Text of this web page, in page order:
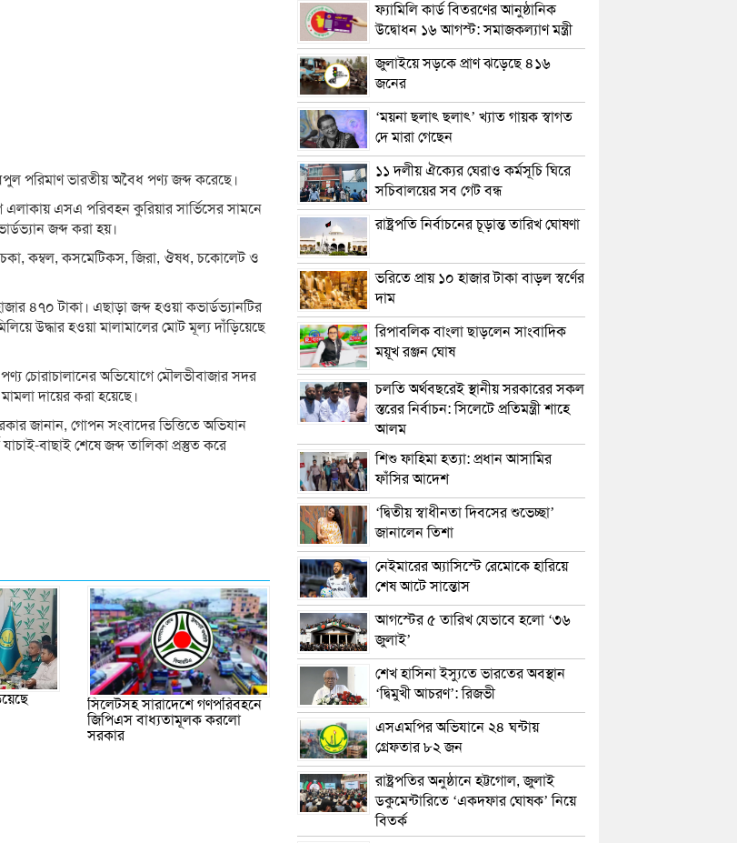
পরিমাণ ভারতীয় অবৈধ পণ্য জব্দ করেছে।
এসএ পরিবহন কুরিয়ার সার্ভিসের সামনে
জব্দ করা হয়।
ফুচকা, কম্বল, কসমেটিকস, জিরা, ঔষধ, চকোলেট ও
৪৭০ টাকা। এছাড়া জব্দ হওয়া কভার্ডভ্যানটির
উদ্ধার হওয়া মালামালের মোট মূল্য দাঁড়িয়েছে
পণ্য চোরাচালানের অভিযোগে মৌলভীবাজার সদর
দায়ের করা হয়েছে।
জানান, গোপন সংবাদের ভিত্তিতে অভিযান
বাছাই শেষে জব্দ তালিকা প্রস্তুত করে
সিলেটসহ সারাদেশে গণপরিবহনে
জিপিএস বাধ্যতামূলক করলো
সরকার
ফ্যামিলি কার্ড বিতরণের আনুষ্ঠানিক
উদ্বোধন ১৬ আগস্ট: সমাজকল্যাণ মন্ত্রী
জুলাইয়ে সড়কে প্রাণ ঝড়েছে ৪১৬
জনের
‘ময়না ছলাৎ ছলাৎ’ খ্যাত গায়ক স্বাগত
দে মারা গেছেন
১১ দলীয় ঐক্যের ঘেরাও কর্মসূচি ঘিরে
সচিবালয়ের সব গেট বন্ধ
রাষ্ট্রপতি নির্বাচনের চূড়ান্ত তারিখ ঘোষণা
ভরিতে প্রায় ১০ হাজার টাকা বাড়ল স্বর্ণের
দাম
রিপাবলিক বাংলা ছাড়লেন সাংবাদিক
ময়ূখ রঞ্জন ঘোষ
চলতি অর্থবছরেই স্থানীয় সরকারের সকল
স্তরের নির্বাচন: সিলেটে প্রতিমন্ত্রী শাহে
আলম
শিশু ফাহিমা হত্যা: প্রধান আসামির
ফাঁসির আদেশ
‘দ্বিতীয় স্বাধীনতা দিবসের শুভেচ্ছা’
জানালেন তিশা
নেইমারের অ্যাসিস্টে রেমোকে হারিয়ে
শেষ আটে সান্তোস
আগস্টের ৫ তারিখ যেভাবে হলো ‘৩৬
জুলাই’
শেখ হাসিনা ইস্যুতে ভারতের অবস্থান
‘দ্বিমুখী আচরণ’: রিজভী
এসএমপির অভিযানে ২৪ ঘন্টায়
গ্রেফতার ৮২ জন
রাষ্ট্রপতির অনুষ্ঠানে হট্টগোল, জুলাই
ডকুমেন্টারিতে ‘একদফার ঘোষক’ নিয়ে
বিতর্ক